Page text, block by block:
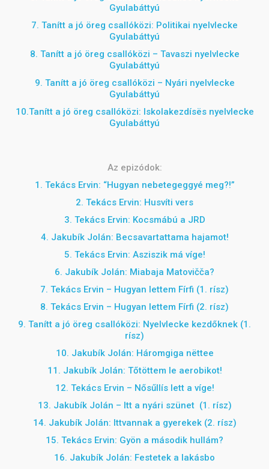
Gyulabáttyú
7. Tanítt a jó öreg csallóközi: Politikai nyelvlecke
Gyulabáttyú
8. Tanítt a jó öreg csallóközi – Tavaszi nyelvlecke
Gyulabáttyú
9. Tanítt a jó öreg csallóközi – Nyári nyelvlecke
Gyulabáttyú
10.Tanítt a jó öreg csallóközi: Iskolakezdísës nyelvlecke
Gyulabáttyú
Az epizódok:
1. Tekács Ervin: “Hugyan nebetegeggyé meg?!”
2. Tekács Ervin: Husvíti vers
3. Tekács Ervin: Kocsmábú a JRD
4. Jakubík Jolán: Becsavartattama hajamot!
5. Tekács Ervin: Asziszik má víge!
6. Jakubík Jolán: Miabaja Matovičča?
7. Tekács Ervin – Hugyan lettem Fírfi (1. rísz)
8. Tekács Ervin – Hugyan lettem Fírfi (2. rísz)
9. Tanítt a jó öreg csallóközi: Nyelvlecke kezdőknek (1.
rísz)
10. Jakubík Jolán: Háromgiga nëttee
11. Jakubík Jolán: Tőtöttem le aerobikot!
12. Tekács Ervin – Nősűllís lett a víge!
13. Jakubík Jolán – Itt a nyári szünet (1. rísz)
14. Jakubík Jolán: Ittvannak a gyerekek (2. rísz)
15. Tekács Ervin: Gyön a második hullám?
16. Jakubík Jolán: Festetek a lakásbo